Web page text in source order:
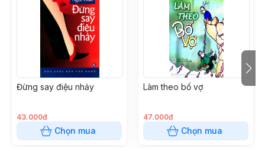
Đừng say điệu nhảy
43.000đ
Chọn mua
Làm theo bố vợ
47.000đ
Chọn mua